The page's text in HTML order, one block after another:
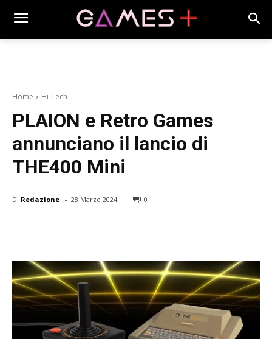
Home Hi-Tech
PLAION e Retro Games
annunciano il lancio di
THE400 Mini
Di Redazione - 28 Marzo 2024 0